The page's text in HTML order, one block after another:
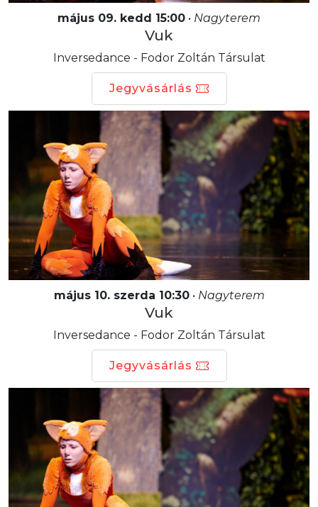
május 09. kedd 15:00 • Nagyterem
Vuk
Inversedance - Fodor Zoltán Társulat
Jegyvásárlás
május 10. szerda 10:30• Nagyterem
Vuk
Inversedance - Fodor Zoltán Társulat
Jegyvásárlás